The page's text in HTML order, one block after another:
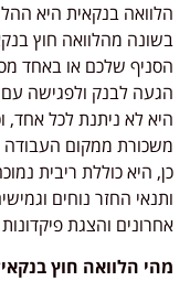
בנקאית היא
מהלוואה חוץ
שלכם או באחד
לבנק ולפגישה עם
לא ניתנת לכל אחד,
ממקום העבודה אשר
היא כוללת ריבית
החזר נוחים
והצגת פיקדונות
הלוואה חוץ בנקאי?